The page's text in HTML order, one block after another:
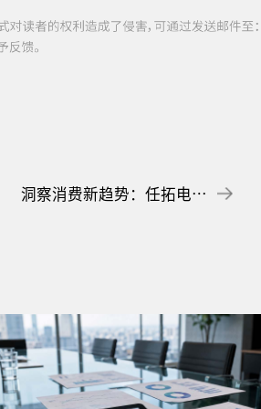
洞察消费新趋势：任拓电商平台大数据分析助力企业捕捉市场热点